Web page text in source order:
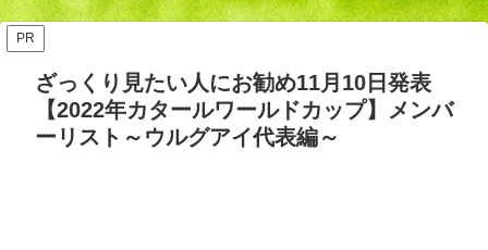
時更新】
証】
PR
ざっくり見たい人にお勧め11月10日発表
【2022年カタールワールドカップ】メンバ
ーリスト～ウルグアイ代表編～